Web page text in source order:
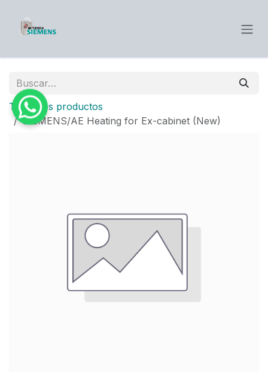
Todos los productos
SIEMENS/AE Heating for Ex-cabinet (New)